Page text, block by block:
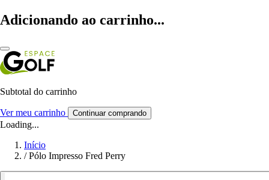
Adicionando ao carrinho...
Subtotal do carrinho
Ver meu carrinho Continuar comprando
Loading...
Início
/ Pólo Impresso Fred Perry